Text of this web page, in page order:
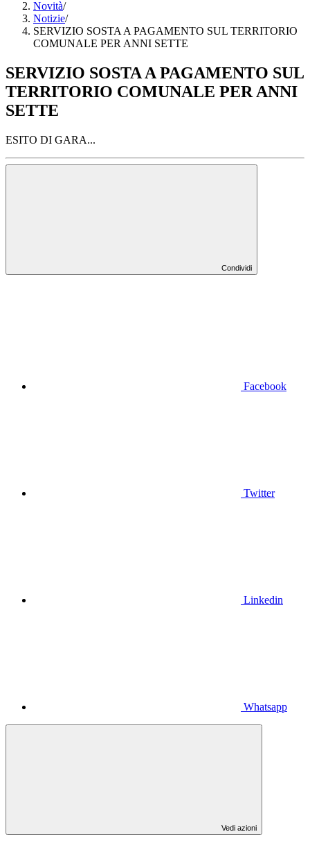
Novità/
Notizie/
SERVIZIO SOSTA A PAGAMENTO SUL TERRITORIO
COMUNALE PER ANNI SETTE
SERVIZIO SOSTA A PAGAMENTO SUL
TERRITORIO COMUNALE PER ANNI
SETTE
ESITO DI GARA...
Condividi
Facebook
Twitter
Linkedin
Whatsapp
Vedi azioni